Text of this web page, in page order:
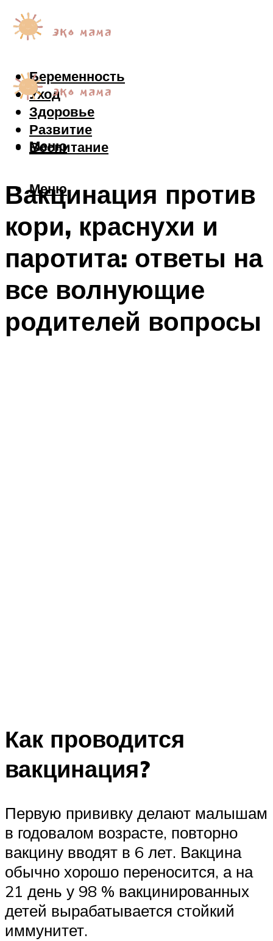
Беременность
Уход
Здоровье
Развитие
Воспитание
Меню
Меню
Вакцинация против
кори, краснухи и
паротита: ответы на
все волнующие
родителей вопросы
Как проводится
вакцинация?
Первую прививку делают малышам
в годовалом возрасте, повторно
вакцину вводят в 6 лет. Вакцина
обычно хорошо переносится, а на
21 день у 98 % вакцинированных
детей вырабатывается стойкий
иммунитет.